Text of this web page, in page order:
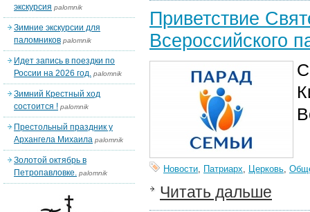
Приветствие
Всероссийского
Новости, Патриарх, Церковь,
Читать дальше
экскурсия palomnik
Зимние экскурсии для
паломников palomnik
Идет запись в поездки по
России на 2026 год. palomnik
Зимний Крестный ход
состоится ! palomnik
Престольный праздник у
Архангела Михаила palomnik
Золотой октябрь в
Петропавловке. palomnik